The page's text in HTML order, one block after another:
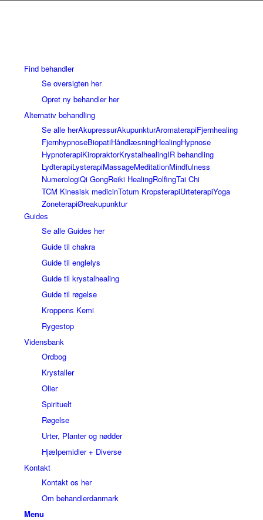
Find behandler
Se oversigten her
Opret ny behandler her
Alternativ behandling
Se alle herAkupressurAkupunkturAromaterapiFjernhealing
FjernhypnoseBiopatiHåndlæsningHealingHypnose
HypnoterapiKiropraktorKrystalhealingIR behandling
LydterapiLysterapiMassageMeditationMindfulness
NumerologiQi GongReiki HealingRolfingTai Chi
TCM Kinesisk medicinTotum KropsterapiUrteterapiYoga
ZoneterapiØreakupunktur
Guides
Se alle Guides her
Guide til chakra
Guide til englelys
Guide til krystalhealing
Guide til røgelse
Kroppens Kemi
Rygestop
Vidensbank
Ordbog
Krystaller
Olier
Spirituelt
Røgelse
Urter, Planter og nødder
Hjælpemidler + Diverse
Kontakt
Kontakt os her
Om behandlerdanmark
Menu